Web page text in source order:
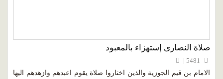
صلاة النصارى إستهزاء بالمعبود
الامام بن قيم الجوزية والذين اختاروا صلاة يقوم اعبدهم وازهدهم اليها